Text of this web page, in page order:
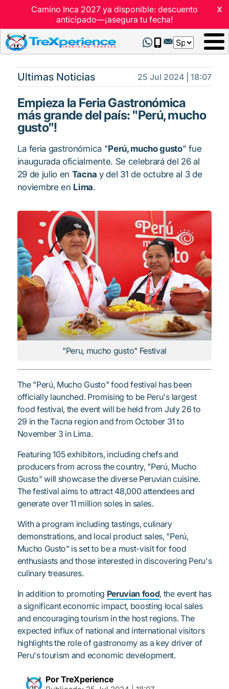
x
Camino Inca 2027 ya disponible: descuento
anticipado—¡asegura tu fecha!
Select
your
Ultimas Noticias 25 Jul 2024 | 18:07
Empieza la Feria Gastronómica
más grande del país: "Perú, mucho
gusto"!
La feria gastronómica "Perú, mucho gusto" fue
inaugurada oficialmente. Se celebrará del 26 al
29 de julio en Tacna y del 31 de octubre al 3 de
noviembre en Lima.
"Peru, mucho gusto" Festival
The "Perú, Mucho Gusto" food festival has been
officially launched. Promising to be Peru's largest
food festival, the event will be held from July 26 to
29 in the Tacna region and from October 31 to
November 3 in Lima.
Featuring 105 exhibitors, including chefs and
producers from across the country, "Perú, Mucho
Gusto" will showcase the diverse Peruvian cuisine.
The festival aims to attract 48,000 attendees and
generate over 11 million soles in sales.
With a program including tastings, culinary
demonstrations, and local product sales, "Perú,
Mucho Gusto" is set to be a must-visit for food
enthusiasts and those interested in discovering Peru's
culinary treasures.
In addition to promoting Peruvian food, the event has
a significant economic impact, boosting local sales
and encouraging tourism in the host regions. The
expected influx of national and international visitors
highlights the role of gastronomy as a key driver of
Peru's tourism and economic development.
Por TreXperience